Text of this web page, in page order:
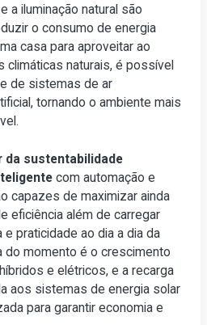
a iluminação natural são
o consumo de energia
casa para aproveitar ao
climáticas naturais, é possível
de sistemas de ar
tornando o ambiente mais
da sustentabilidade
com automação e
capazes de maximizar ainda
eficiência além de carregar
praticidade ao dia a dia da
do momento é o crescimento
e elétricos, e a recarga
aos sistemas de energia solar
para garantir economia e